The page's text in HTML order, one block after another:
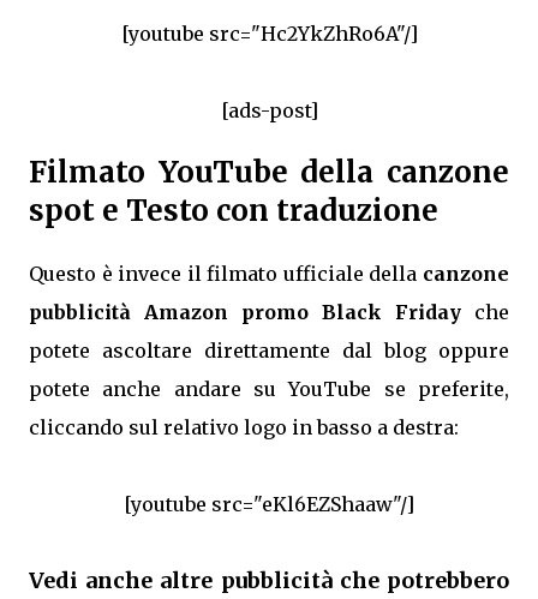
[youtube src="Hc2YkZhRo6A"/]
[ads-post]
Filmato YouTube della canzone
spot e Testo con traduzione
Questo è invece il filmato ufficiale della canzone
pubblicità Amazon promo Black Friday che
potete ascoltare direttamente dal blog oppure
potete anche andare su YouTube se preferite,
cliccando sul relativo logo in basso a destra:
[youtube src="eKl6EZShaaw"/]
Vedi anche altre pubblicità che potrebbero